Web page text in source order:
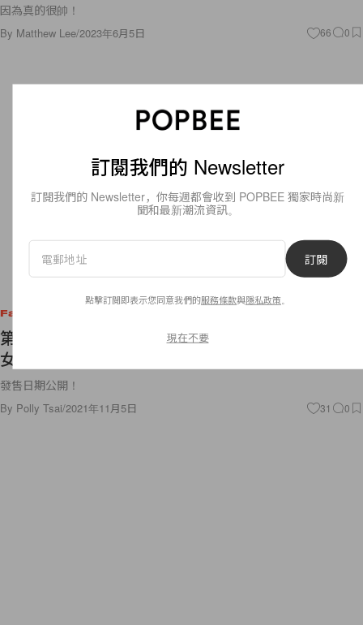
因為真的很帥！
By Matthew Lee/2023年6月5日 66 0
Fashion
第二彈：GU x SOPH. 明明是推出男裝，為什麼連
女生也準備開搶？
發售日期公開！
By Polly Tsai/2021年11月5日 31 0
訂閱我們的 Newsletter
訂閱我們的 Newsletter，你每週都會收到 POPBEE 獨家時尚新
聞和最新潮流資訊。
訂閱
點擊訂閱即表示您同意我們的服務條款與隱私政策
現在不要